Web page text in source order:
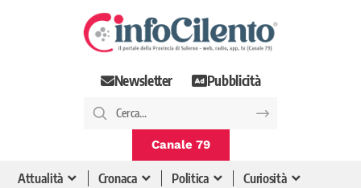
Newsletter Pubblicità
Canale 79
Attualità Cronaca Politica
Curiosità